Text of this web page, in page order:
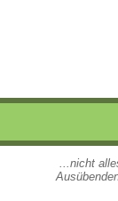
...nicht